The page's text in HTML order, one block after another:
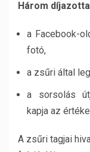
Három
a Facebook-
fotó,
a zsűri által
a sorsolás
kapja az
A zsűri tagjai